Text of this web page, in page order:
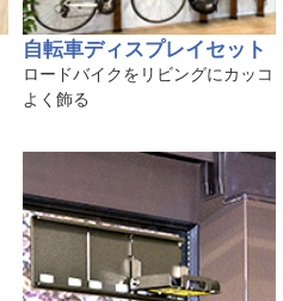
自転車ディスプレイセット
ロードバイクをリビングにカッコ
よく飾る